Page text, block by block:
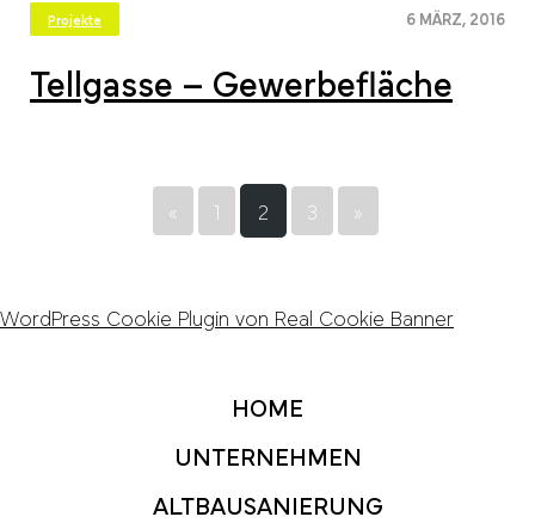
Projekte 6 MÄRZ, 2016
Tellgasse – Gewerbefläche
« 1 2 3 »
WordPress Cookie Plugin von Real Cookie Banner
HOME
UNTERNEHMEN
ALTBAUSANIERUNG